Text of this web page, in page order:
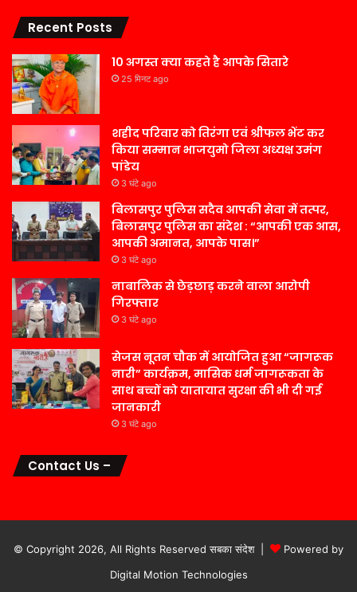
Recent Posts
10 अगस्त क्या कहते है आपके सितारे
25 मिनट ago
शहीद परिवार को तिरंगा एवं श्रीफल भेंट कर
किया सम्मान भाजयुमो जिला अध्यक्ष उमंग
पांडेय
3 घंटे ago
बिलासपुर पुलिस सदैव आपकी सेवा में तत्पर,
बिलासपुर पुलिस का संदेश : “आपकी एक आस,
आपकी अमानत, आपके पास।”
3 घंटे ago
नाबालिक से छेड़छाड़ करने वाला आरोपी
गिरफ्तार
3 घंटे ago
सेजस नूतन चौक में आयोजित हुआ “जागरूक
नारी” कार्यक्रम, मासिक धर्म जागरूकता के
साथ बच्चों को यातायात सुरक्षा की भी दी गई
जानकारी
3 घंटे ago
Contact Us –
© Copyright 2026, All Rights Reserved सबका संदेश |
Powered by
Digital Motion Technologies